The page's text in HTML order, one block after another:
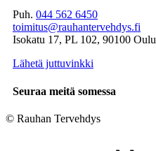
Puh. 044 562 6450
toimitus@rauhantervehdys.fi
Isokatu 17, PL 102, 90100 Oulu
Lähetä juttuvinkki
Seuraa meitä somessa
© Rauhan Tervehdys